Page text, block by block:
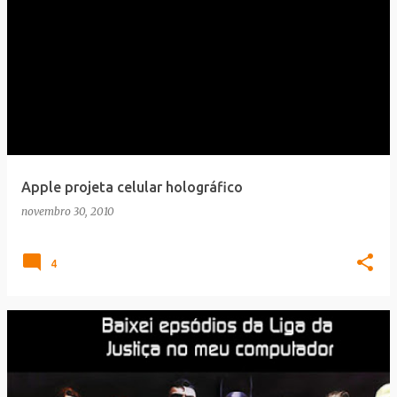
Apple projeta celular holográfico
novembro 30, 2010
4